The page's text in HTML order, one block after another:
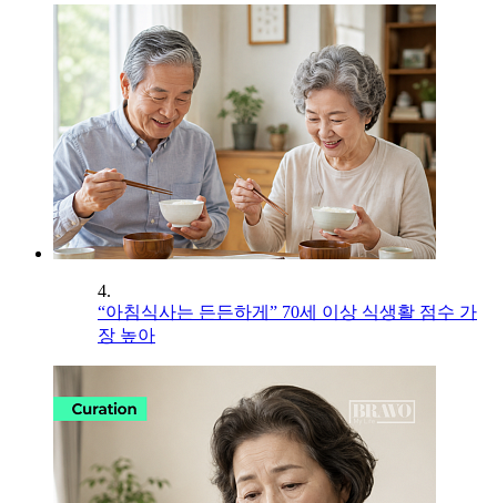
4.
“아침식사는 든든하게” 70세 이상 식생활 점수 가
장 높아